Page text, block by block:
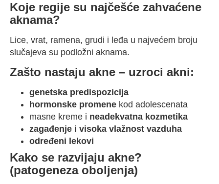
Koje regije su najčešće zahvaćene
aknama?
Lice, vrat, ramena, grudi i leđa u najvećem broju
slučajeva su podložni aknama.
Zašto nastaju akne – uzroci akni:
genetska predispozicija
hormonske promene kod adolescenata
masne kreme i neadekvatna kozmetika
zagađenje i visoka vlažnost vazduha
određeni lekovi
Kako se razvijaju akne?
(patogeneza oboljenja)